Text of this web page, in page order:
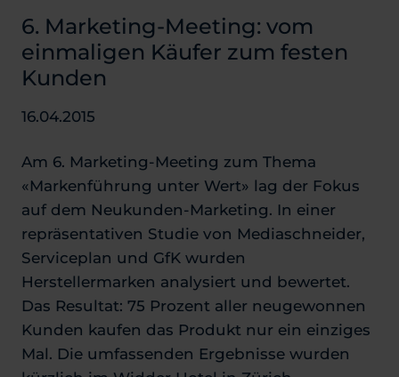
6. Marketing-Meeting: vom
einmaligen Käufer zum festen
Kunden
16.04.2015
Am 6. Marketing-Meeting zum Thema
«Markenführung unter Wert» lag der Fokus
auf dem Neukunden-Marketing. In einer
repräsentativen Studie von Mediaschneider,
Serviceplan und GfK wurden
Herstellermarken analysiert und bewertet.
Das Resultat: 75 Prozent aller neugewonnen
Kunden kaufen das Produkt nur ein einziges
Mal. Die umfassenden Ergebnisse wurden